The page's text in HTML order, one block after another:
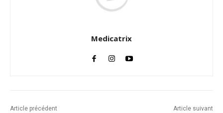
Medicatrix
Article précédent Article suivant